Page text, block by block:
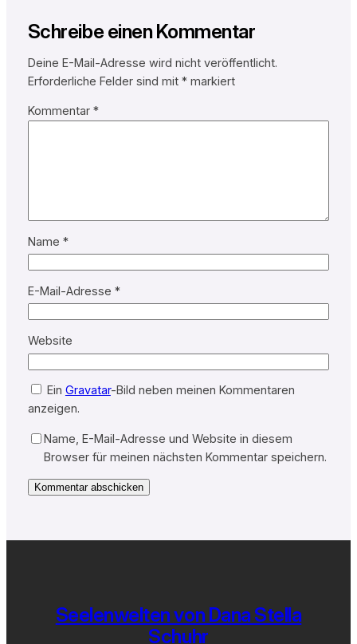
Schreibe einen Kommentar
Deine E-Mail-Adresse wird nicht veröffentlicht.
Erforderliche Felder sind mit *markiert
Kommentar *
Name *
E-Mail-Adresse *
Website
Ein Gravatar-Bild neben meinen Kommentaren
anzeigen.
Name, E-Mail-Adresse und Website in diesem
Browser für meinen nächsten Kommentar speichern.
Seelenwelten von Dana Stella
Schuhr